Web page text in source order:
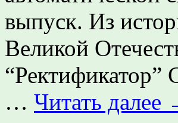
выпуск. Из
Великой
“Ректификатор”
… Читать далее